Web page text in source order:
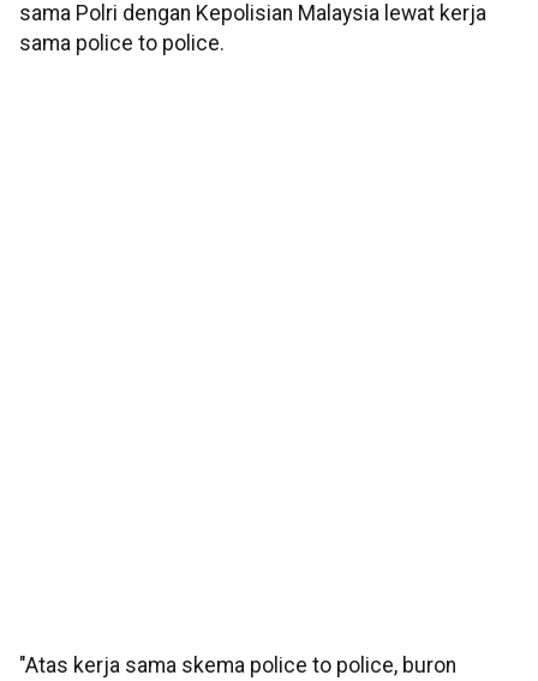
sama Polri dengan Kepolisian Malaysia lewat kerja
sama police to police.
"Atas kerja sama skema police to police, buron